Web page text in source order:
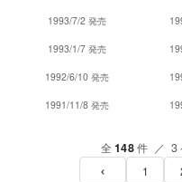
1993/7/2 発売
1993/1/7 発売
1992/6/10 発売
1991/11/8 発売
全148件 ／ 3
‹ 1